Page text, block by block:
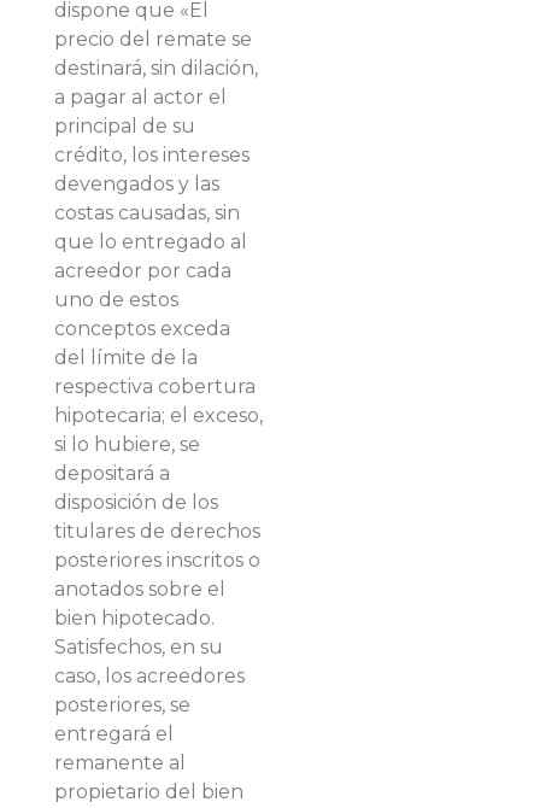
dispone que «El
precio del remate se
destinará, sin dilación,
a pagar al actor el
principal de su
crédito, los intereses
devengados y las
costas causadas, sin
que lo entregado al
acreedor por cada
uno de estos
conceptos exceda
del límite de la
respectiva cobertura
hipotecaria; el exceso,
si lo hubiere, se
depositará a
disposición de los
titulares de derechos
posteriores inscritos o
anotados sobre el
bien hipotecado.
Satisfechos, en su
caso, los acreedores
posteriores, se
entregará el
remanente al
propietario del bien